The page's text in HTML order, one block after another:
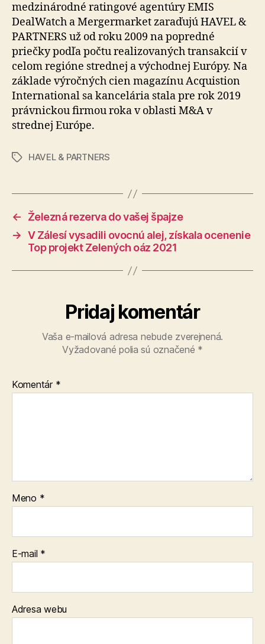
medzinárodné ratingové agentúry EMIS
DealWatch a Mergermarket zaraďujú HAVEL &
PARTNERS už od roku 2009 na popredné
priečky podľa počtu realizovaných transakcií v
celom regióne strednej a východnej Európy. Na
základe výročných cien magazínu Acquistion
International sa kancelária stala pre rok 2019
právnickou firmou roka v oblasti M&A v
strednej Európe.
ZnačkyHAVEL & PARTNERS
←
Železná rezerva do vašej špajze
→ V Zálesí vysadili ovocnú alej, získala ocenenie
Top projekt Zelených oáz 2021
Pridaj komentár
Vaša e-mailová adresa nebude zverejnená.
Vyžadované polia sú označené *
Komentár *
Meno *
E-mail *
Adresa webu